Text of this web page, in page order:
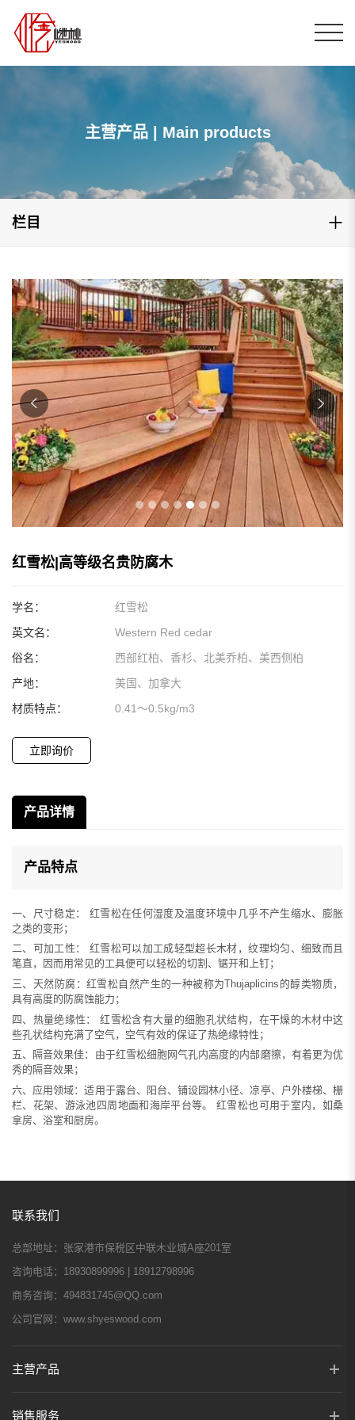
主营产品 | Main products
栏目
红雪松|高等级名贵防腐木
学名：
红雪松
英文名：
Western Red cedar
俗名：
西部红柏、香杉、北美乔柏、美西侧柏
产地：
美国、加拿大
材质特点：
0.41～0.5kg/m3
立即询价
产品详情
产品特点
一、 尺寸稳定： 红雪松在任何湿度及温度环境中几乎不产生缩水、膨胀
之类的变形；
二、可加工性 ：
红雪松可以加工成轻型超长木材，纹理均匀、细致而且
笔直，因而用常见的工具便可以轻松的切割、锯开和上钉；
三、天然 防腐： 红雪松自然产生的一种被称为Thujaplicins的醇类物质，
具有高度的防腐蚀能力；
四、 热量绝缘性：红雪松含有大量的细胞孔状结构，在干燥的木材中这
些孔状结构充满了空气，空气有效的保证了热绝缘特性；
五、
隔音效果佳： 由于红雪松细胞网气孔内高度的内部磨擦，有着更为优
秀的隔音效果；
六、应用领域：适用于露台、阳台、铺设园林小径、凉亭、户外楼梯、栅
栏、花架、游泳池四周地面和海岸平台等。
红雪松也可用于室内，如桑
拿房、浴室和厨房。
联系我们
总部地址： 张家港市保税区中联木业城A座201室
咨询电话： 18930899996 | 18912798996
商务咨询： 494831745@QQ.com
公司官网： www.shyeswood.com
主营产品
销售服务